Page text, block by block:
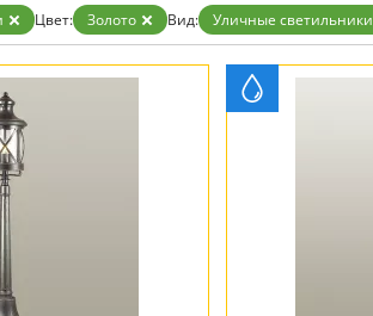
Цвет: Золото Вид: Уличные светильники